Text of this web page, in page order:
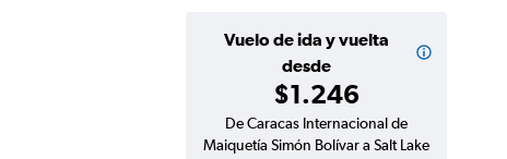
Vuelo de ida y vuelta
desde
$1.246
De Caracas Internacional de
Maiquetía Simón Bolívar a Salt Lake